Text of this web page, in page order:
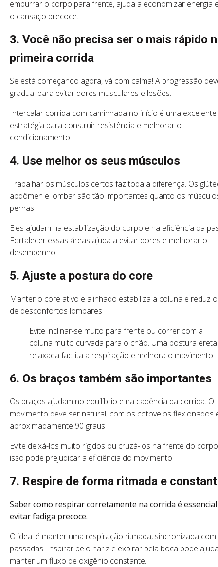
empurrar o corpo para frente, ajuda a economizar energia
o cansaço precoce.
3. Você não precisa ser o mais rápido
primeira corrida
Se está começando agora, vá com calma! A progressão
gradual para evitar dores musculares e lesões.
Intercalar corrida com caminhada no início é uma excelente
estratégia para construir resistência e melhorar o
condicionamento.
4. Use melhor os seus músculos
Trabalhar os músculos certos faz toda a diferença. Os
abdômen e lombar são tão importantes quanto os
pernas.
Eles ajudam na estabilização do corpo e na eficiência da
Fortalecer essas áreas ajuda a evitar dores e melhorar o
desempenho.
5. Ajuste a postura do core
Manter o core ativo e alinhado estabiliza a coluna e reduz
de desconfortos lombares.
Evite inclinar-se muito para frente ou correr com a
coluna muito curvada para o chão. Uma postura
relaxada facilita a respiração e melhora o movimento.
6. Os braços também são importantes
Os braços ajudam no equilíbrio e na cadência da corrida. O
movimento deve ser natural, com os cotovelos flexionados
aproximadamente 90 graus.
Evite deixá-los muito rígidos ou cruzá-los na frente do
isso pode prejudicar a eficiência do movimento.
7. Respire de forma ritmada e
Saber como respirar corretamente na corrida é
evitar fadiga precoce.
O ideal é manter uma respiração ritmada, sincronizada com
passadas. Inspirar pelo nariz e expirar pela boca pode
manter um fluxo de oxigênio constante.